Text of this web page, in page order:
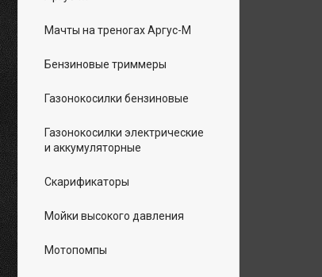
Мачты на треногах Аргус-М
Бензиновые триммеры
Газонокосилки бензиновые
Газонокосилки электрические
и аккумуляторные
Скарификаторы
Мойки высокого давления
Мотопомпы